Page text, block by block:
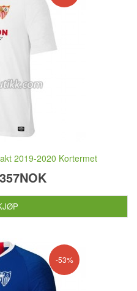
2019-2020 Kortermet
357NOK
-53%